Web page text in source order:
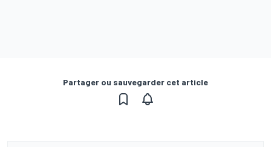
Partager ou sauvegarder cet article